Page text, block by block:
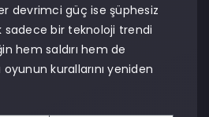
devrimci güç ise şüphesiz
sadece bir teknoloji trendi
hem saldırı hem de
kurallarını yeniden